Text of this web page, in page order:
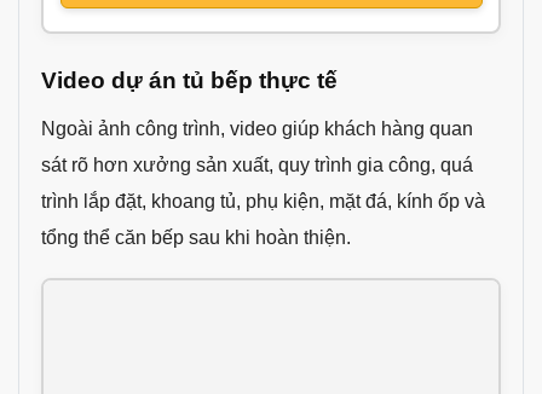
Video dự án tủ bếp thực tế
Ngoài ảnh công trình, video giúp khách hàng quan
sát rõ hơn xưởng sản xuất, quy trình gia công, quá
trình lắp đặt, khoang tủ, phụ kiện, mặt đá, kính ốp và
tổng thể căn bếp sau khi hoàn thiện.